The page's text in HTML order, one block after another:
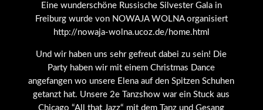
Eine wunderschöne Russische Silvester Gala in
Freiburg wurde von NOWAJA WOLNA organisiert
http://nowaja-wolna.ucoz.de/home.html
Und wir haben uns sehr gefreut dabei zu sein! Die
Party haben wir mit einem Christmas Dance
angefangen wo unsere Elena auf den Spitzen Schuhen
getanzt hat. Unsere 2e Tanzshow war ein Stuck aus
Chicago “All that Jazz“ mit dem Tanz und Gesang